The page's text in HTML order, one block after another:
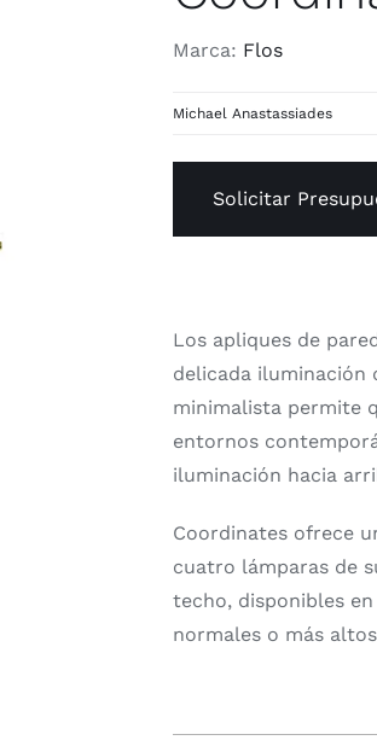
Marca: Flos
Michael Anastassiades
Solicitar
Los apliques de
delicada iluminación
minimalista permite
entornos
iluminación hacia
Coordinates ofrece
cuatro lámparas de
techo, disponibles
normales o más